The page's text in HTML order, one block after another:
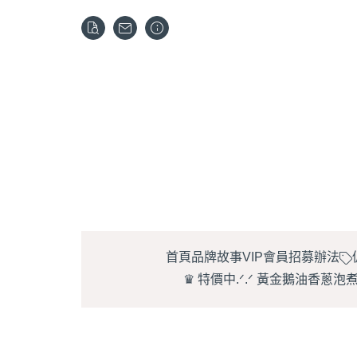
首頁品牌故事VIP會員招募辦法
♛ 特價中.ᐟ.ᐟ 黃金鵝油香蔥泡